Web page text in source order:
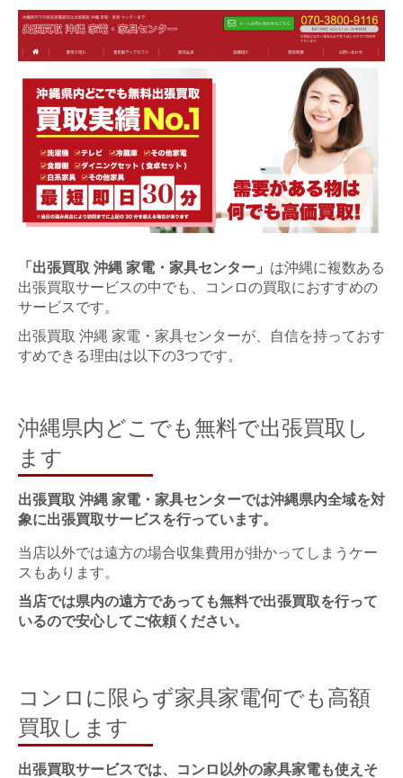
「出張買取 沖縄 家電・家具センター」 は沖縄に複数ある
出張買取サービスの中でも、コンロの買取におすすめの
サービスです。
出張買取 沖縄 家電・家具センターが、自信を持っておす
すめできる理由は以下の3つです。
沖縄県内どこでも無料で出張買取し
ます
出張買取 沖縄 家電・家具センターでは沖縄県内全域を対
象に出張買取サービスを行っています。
当店以外では遠方の場合収集費用が掛かってしまうケー
スもあります。
当店では県内の遠方であっても無料で出張買取を行って
いるので安心してご依頼ください。
コンロに限らず家具家電何でも高額
買取します
出張買取サービスでは、コンロ以外の家具家電も使えそ